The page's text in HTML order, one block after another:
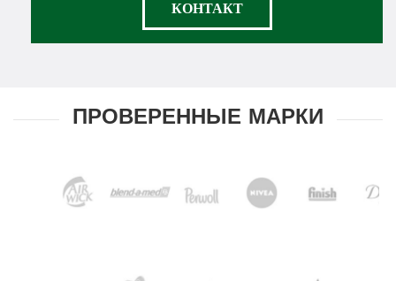
КОНТАКТ
ПРОВЕРЕННЫЕ МАРКИ